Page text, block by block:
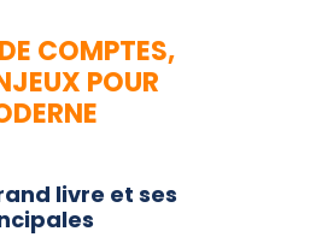
COMPTES,
POUR
livre et ses